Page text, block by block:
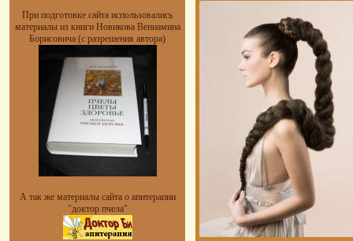
При подготовке сайта использовались
материалы из книги Новикова Вениамина
Борисовича (с разрешения автора)
А так же материалы сайта о апитерапии
"доктор пчела"